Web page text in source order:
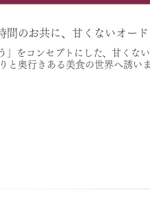
間のお共に、甘くないオード
」をコンセプトにした、甘くな
と奥行きある美食の世界へ誘い